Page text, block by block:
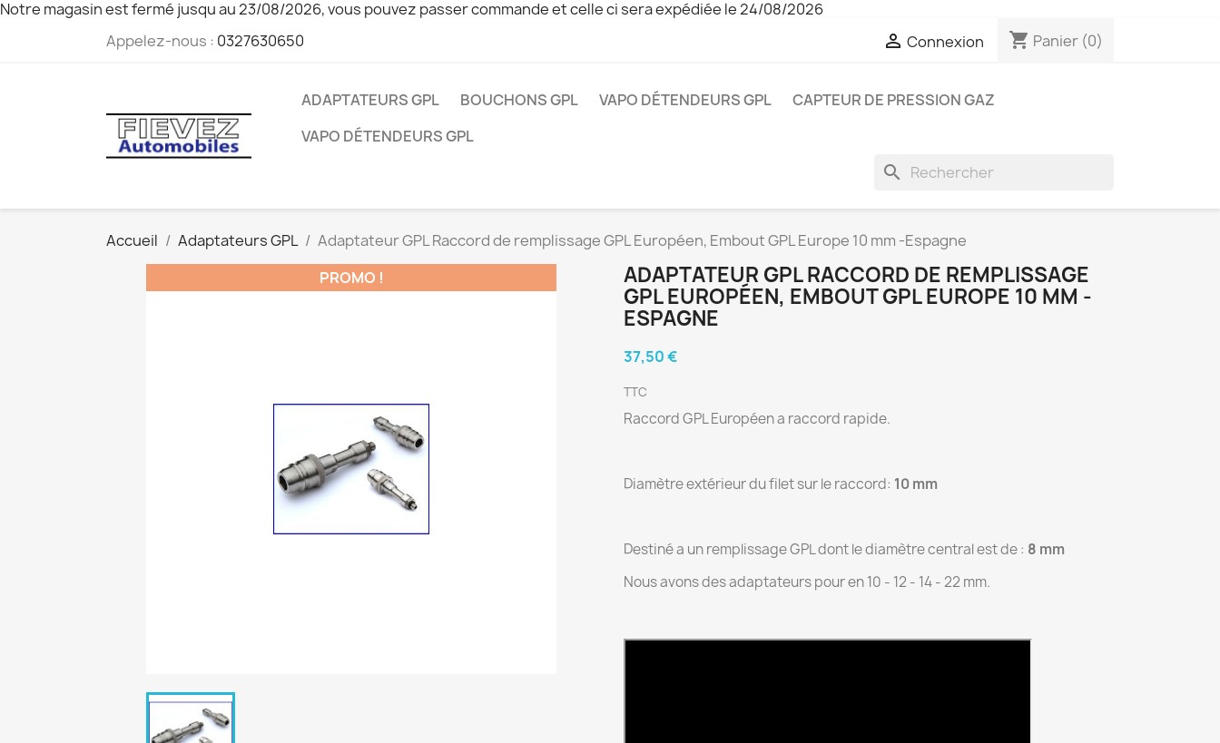
Notre magasin est fermé jusqu au 23/08/2026, vous pouvez passer commande et celle ci sera expédiée le 24/08/2026
Appelez-nous : 0327630650  Connexion shopping_cart Panier (0)
ADAPTATEURS GPL BOUCHONS GPL VAPO DÉTENDEURS GPL
CAPTEUR DE PRESSION GAZ
VAPO DÉTENDEURS GPL
search
Accueil Adaptateurs GPL
Adaptateur GPL Raccord de remplissage GPL Européen, Embout GPL Europe 10 mm -Espagne
PROMO !
ADAPTATEUR GPL RACCORD DE REMPLISSAGE
GPL EUROPÉEN, EMBOUT GPL EUROPE 10 MM -
ESPAGNE
37,50 €
TTC
Raccord GPL Européen a raccord rapide.
Diamètre extérieur du filet sur le raccord: 10 mm
Destiné a un remplissage GPL dont le diamètre central est de : 8 mm
Nous avons des adaptateurs pour en 10 - 12 - 14 - 22 mm.